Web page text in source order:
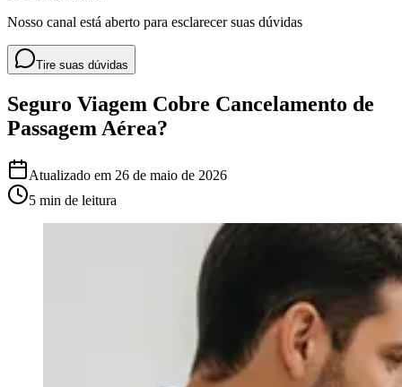
Nosso canal está aberto para esclarecer suas dúvidas
Tire suas dúvidas
Seguro Viagem Cobre Cancelamento de
Passagem Aérea?
Atualizado em 26 de maio de 2026
5 min de leitura